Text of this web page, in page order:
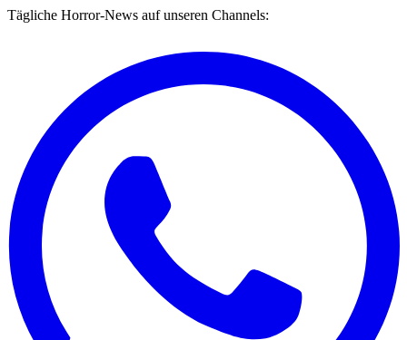
Tägliche Horror-News auf unseren Channels: